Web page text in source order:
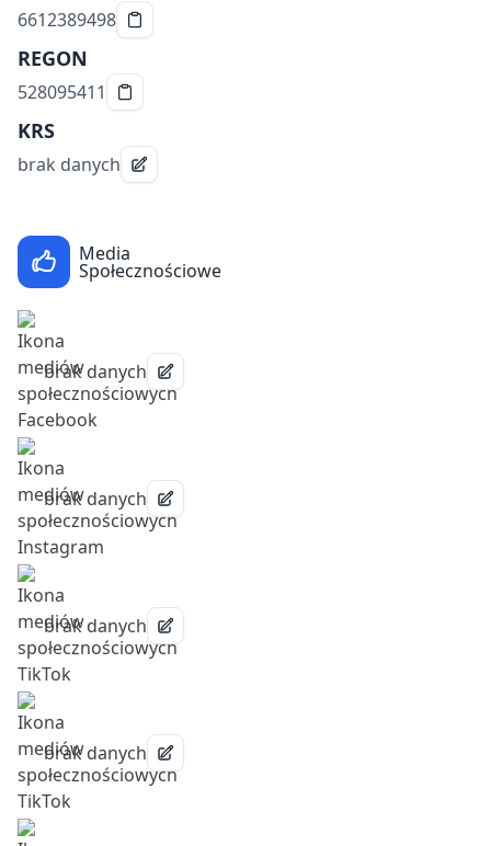
6612389498
REGON
528095411
KRS
brak danych
Media
Społecznościowe
brak danych
brak danych
brak danych
brak danych